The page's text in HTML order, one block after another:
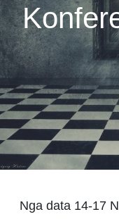
Nga data 14-17